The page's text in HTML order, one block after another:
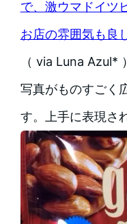
で、激ウマドイツ
お店の雰囲気も良
（ via Luna Azul* ）
写真がものすごく
す。上手に表現さ